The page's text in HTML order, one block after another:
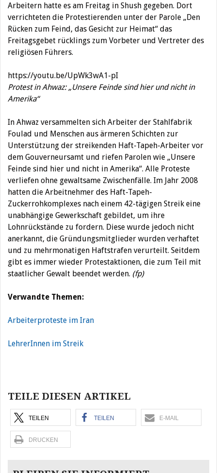
Arbeitern hatte es am Freitag in Shush gegeben. Dort
verrichteten die Protestierenden unter der Parole „Den
Rücken zum Feind, das Gesicht zur Heimat“ das
Freitagsgebet rücklings zum Vorbeter und Vertreter des
religiösen Führers.
https://youtu.be/UpWk3wA1-pI
Protest in Ahwaz: „Unsere Feinde sind hier und nicht in
Amerika“
In Ahwaz versammelten sich Arbeiter der Stahlfabrik
Foulad und Menschen aus ärmeren Schichten zur
Unterstützung der streikenden Haft-Tapeh-Arbeiter vor
dem Gouverneursamt und riefen Parolen wie „Unsere
Feinde sind hier und nicht in Amerika“. Alle Proteste
verliefen ohne gewaltsame Zwischenfälle. Im Jahr 2008
hatten die Arbeitnehmer des Haft-Tapeh-
Zuckerrohkomplexes nach einem 42-tägigen Streik eine
unabhängige Gewerkschaft gebildet, um ihre
Lohnrückstände zu fordern. Diese wurde jedoch nicht
anerkannt, die Gründungsmitglieder wurden verhaftet
und zu mehrmonatigen Haftstrafen verurteilt. Seitdem
gibt es immer wieder Protestaktionen, die zum Teil mit
staatlicher Gewalt beendet werden. (fp)
Verwandte Themen:
Arbeiterproteste im Iran
LehrerInnen im Streik
TEILE DIESEN ARTIKEL
TEILEN TEILEN E-MAIL
DRUCKEN